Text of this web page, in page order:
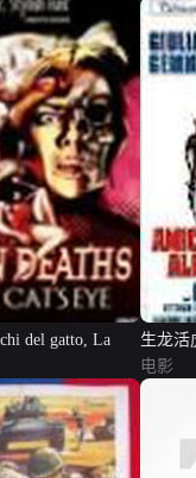
del gatto, La
生龙活
电影